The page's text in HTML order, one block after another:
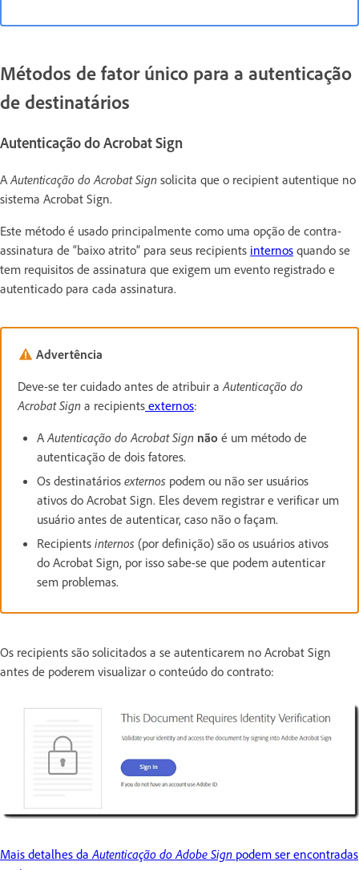
Métodos de fator único para a autenticação
de destinatários
Autenticação do Acrobat Sign
A Autenticação do Acrobat Sign solicita que o recipient autentique no
sistema Acrobat Sign.
Este método é usado principalmente como uma opção de contra-
assinatura de “baixo atrito” para seus recipients internos quando se
tem requisitos de assinatura que exigem um evento registrado e
autenticado para cada assinatura.
Advertência
Deve-se ter cuidado antes de atribuir a Autenticação do
Acrobat Sign a recipients externos:
A Autenticação do Acrobat Sign não é um método de
autenticação de dois fatores.
Os destinatários externos podem ou não ser usuários
ativos do Acrobat Sign. Eles devem registrar e verificar um
usuário antes de autenticar, caso não o façam.
Recipients internos (por definição) são os usuários ativos
do Acrobat Sign, por isso sabe-se que podem autenticar
sem problemas.
Os recipients são solicitados a se autenticarem no Acrobat Sign
antes de poderem visualizar o conteúdo do contrato:
Mais detalhes daAutenticação do Adobe Sign podem ser encontradas